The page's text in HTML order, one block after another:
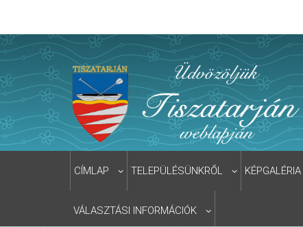
CÍMLAP TELEPÜLÉSÜNKRŐL KÉPGALÉRIA
VÁLASZTÁSI INFORMÁCIÓK